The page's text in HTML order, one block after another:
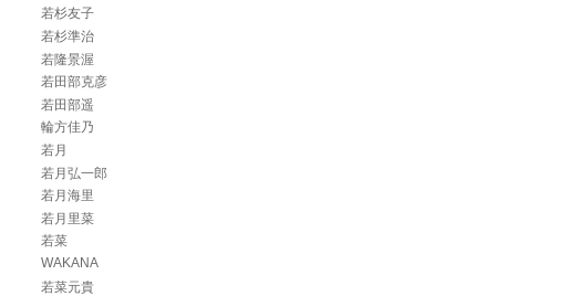
若杉友子
若杉準治
若隆景渥
若田部克彦
若田部遥
輪方佳乃
若月
若月弘一郎
若月海里
若月里菜
若菜
WAKANA
若菜元貴